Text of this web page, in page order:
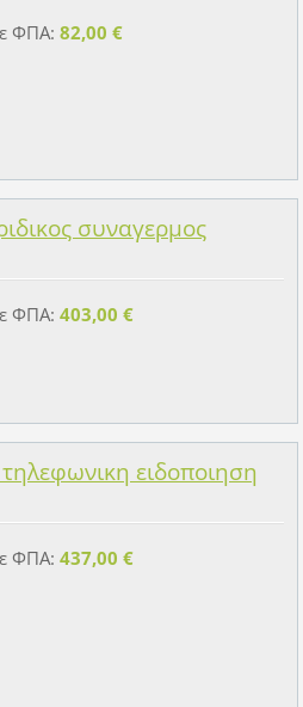
ΦΠΑ: 82,00 €
συναγερμος
ΦΠΑ: 403,00 €
ειδοποιηση
ΦΠΑ: 437,00 €